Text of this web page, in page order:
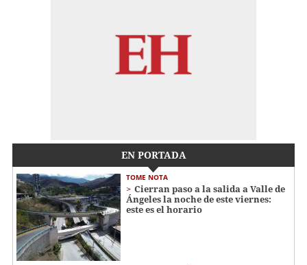
EN PORTADA
TOME NOTA
Cierran paso a la salida a Valle de
Ángeles la noche de este viernes:
este es el horario